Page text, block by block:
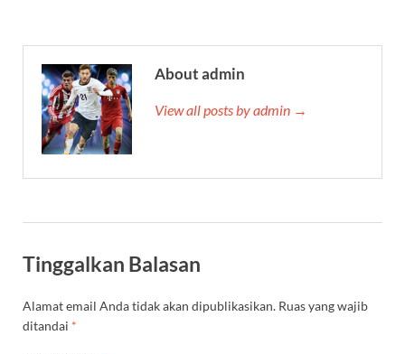
About admin
View all posts by admin →
Tinggalkan Balasan
Alamat email Anda tidak akan dipublikasikan. Ruas yang wajib
ditandai *